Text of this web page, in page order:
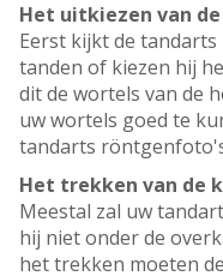
Het uitkiezen van
Eerst kijkt de
tanden of kiezen hij
dit de wortels van de
uw wortels goed te
tandarts
Het trekken van de
Meestal zal uw
hij niet onder de
het trekken moeten